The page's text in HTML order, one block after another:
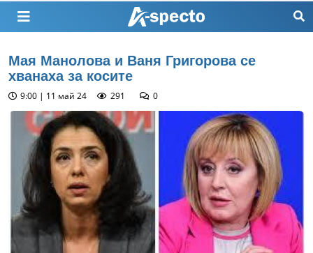
Мая Манолова и Ваня Григорова се
хванаха за косите
9:00 | 11 май 24 291 0